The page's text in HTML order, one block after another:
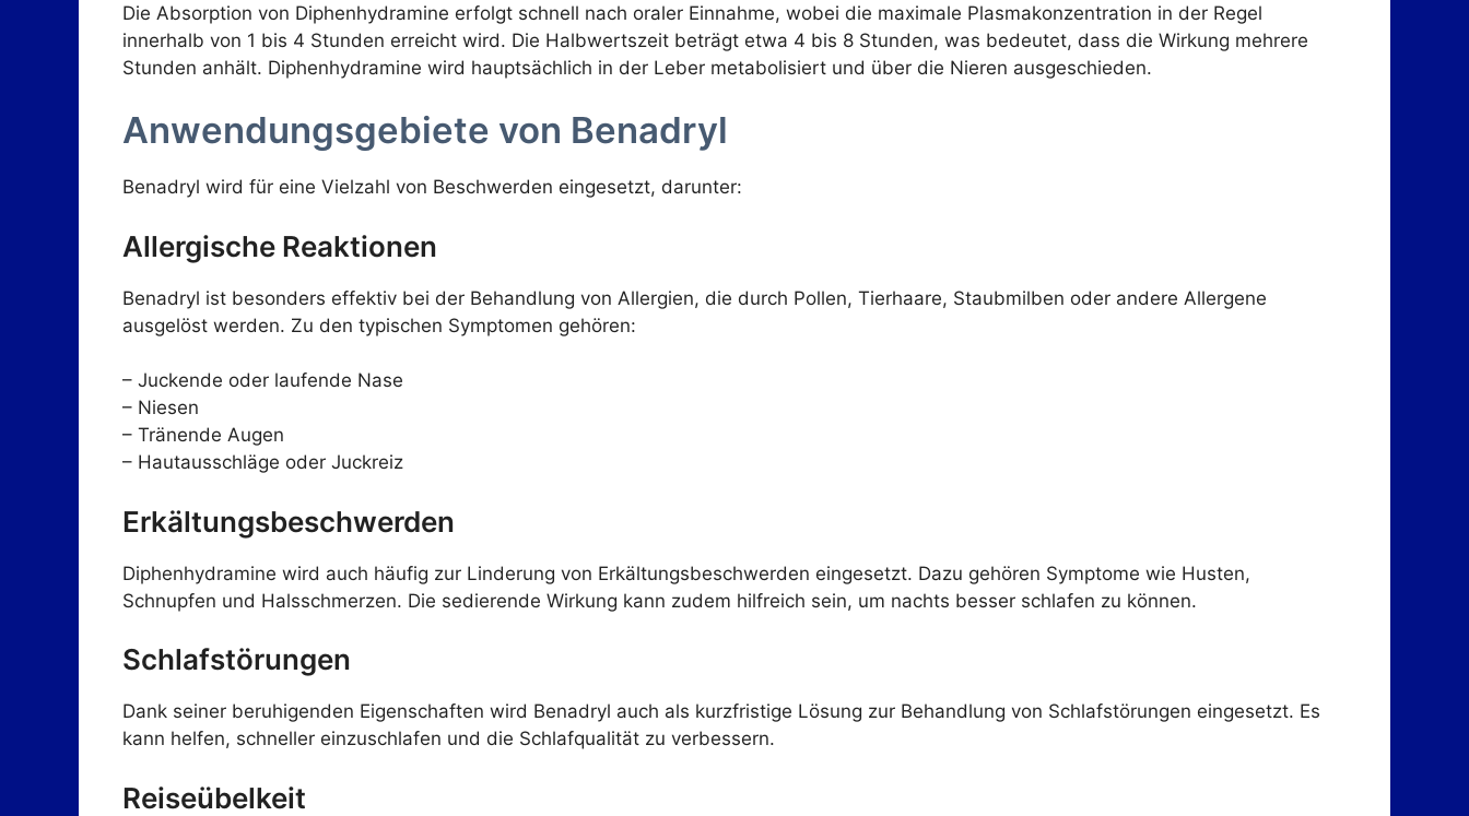
Die Absorption von Diphenhydramine erfolgt schnell nach oraler Einnahme, wobei die maximale Plasmakonzentration in der Regel
innerhalb von 1 bis 4 Stunden erreicht wird. Die Halbwertszeit beträgt etwa 4 bis 8 Stunden, was bedeutet, dass die Wirkung mehrere
Stunden anhält. Diphenhydramine wird hauptsächlich in der Leber metabolisiert und über die Nieren ausgeschieden.
Anwendungsgebiete von Benadryl
Benadryl wird für eine Vielzahl von Beschwerden eingesetzt, darunter:
Allergische Reaktionen
Benadryl ist besonders effektiv bei der Behandlung von Allergien, die durch Pollen, Tierhaare, Staubmilben oder andere Allergene
ausgelöst werden. Zu den typischen Symptomen gehören:
– Juckende oder laufende Nase
– Niesen
– Tränende Augen
– Hautausschläge oder Juckreiz
Erkältungsbeschwerden
Diphenhydramine wird auch häufig zur Linderung von Erkältungsbeschwerden eingesetzt. Dazu gehören Symptome wie Husten,
Schnupfen und Halsschmerzen. Die sedierende Wirkung kann zudem hilfreich sein, um nachts besser schlafen zu können.
Schlafstörungen
Dank seiner beruhigenden Eigenschaften wird Benadryl auch als kurzfristige Lösung zur Behandlung von Schlafstörungen eingesetzt. Es
kann helfen, schneller einzuschlafen und die Schlafqualität zu verbessern.
Reiseübelkeit